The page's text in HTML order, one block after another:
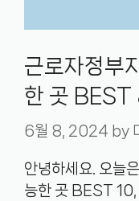
근로자정부
한 곳 BEST
6월 8, 2024 by
안녕하세요. 오늘
능한 곳 BEST 10,